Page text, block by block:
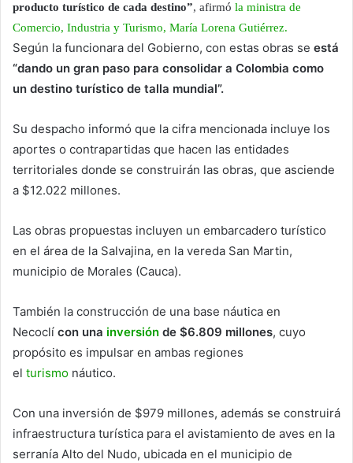
producto turístico de cada destino”, afirmó la ministra de
Comercio, Industria y Turismo, María Lorena Gutiérrez.
Según la funcionara del Gobierno, con estas obras se está
“dando un gran paso para consolidar a Colombia como
un destino turístico de talla mundial”.
Su despacho informó que la cifra mencionada incluye los
aportes o contrapartidas que hacen las entidades
territoriales donde se construirán las obras, que asciende
a $12.022 millones.
Las obras propuestas incluyen un embarcadero turístico
en el área de la Salvajina, en la vereda San Martin,
municipio de Morales (Cauca).
También la construcción de una base náutica en
Necoclí con una inversión de $6.809 millones, cuyo
propósito es impulsar en ambas regiones
el turismo náutico.
Con una inversión de $979 millones, además se construirá
infraestructura turística para el avistamiento de aves en la
serranía Alto del Nudo, ubicada en el municipio de